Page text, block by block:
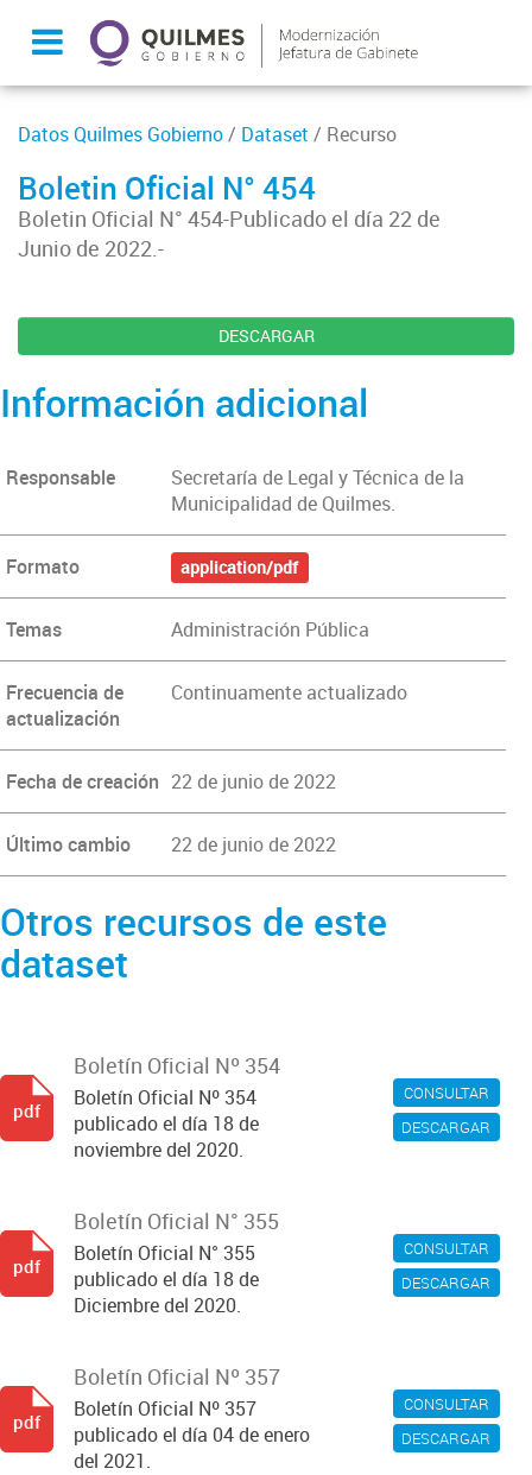
Datos Quilmes Gobierno/ Dataset / Recurso
Boletin Oficial N° 454
Boletin Oficial N° 454-Publicado el día 22 de
Junio de 2022.-
DESCARGAR
Información adicional
Responsable
Secretaría de Legal y Técnica de la
Municipalidad de Quilmes.
Formato application/pdf
Temas Administración Pública
Frecuencia de
actualización
Continuamente actualizado
Fecha de creación 22 de junio de 2022
Último cambio 22 de junio de 2022
Otros recursos de este
dataset
CONSULTAR
DESCARGAR
Boletín Oficial Nº 354
Boletín Oficial Nº 354
publicado el día 18 de
noviembre del 2020.
pdf
CONSULTAR
DESCARGAR
Boletín Oficial N° 355
Boletín Oficial N° 355
publicado el día 18 de
Diciembre del 2020.
pdf
CONSULTAR
DESCARGAR
Boletín Oficial Nº 357
Boletín Oficial Nº 357
publicado el día 04 de enero
del 2021.
pdf